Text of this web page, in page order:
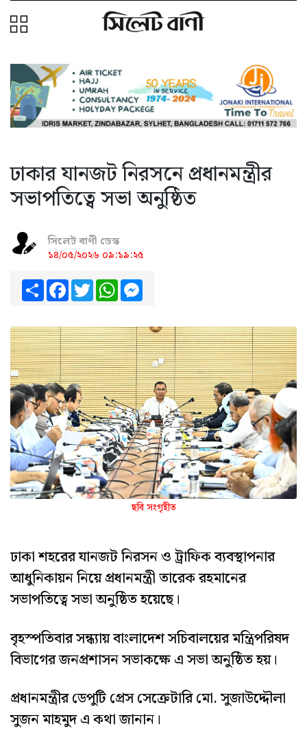
ঢাকার যানজট নিরসনে প্রধানমন্ত্রীর
সভাপতিত্বে সভা অনুষ্ঠিত
সিলেট বাণী ডেস্ক
১৪/০৫/২০২৬ ০৯:১৯:২৫
ShareFacebook
TwitterWhatsApp
ছবি সংগৃহীত
ঢাকা শহরের যানজট নিরসন ও ট্রাফিক ব্যবস্থাপনার
আধুনিকায়ন নিয়ে প্রধানমন্ত্রী তারেক রহমানের
সভাপতিত্বে সভা অনুষ্ঠিত হয়েছে।
বৃহস্পতিবার সন্ধ্যায় বাংলাদেশ সচিবালয়ের মন্ত্রিপরিষদ
বিভাগের জনপ্রশাসন সভাকক্ষে এ সভা অনুষ্ঠিত হয়।
প্রধানমন্ত্রীর ডেপুটি প্রেস সেক্রেটারি মো. সুজাউদ্দৌলা
সুজন মাহমুদ এ কথা জানান।